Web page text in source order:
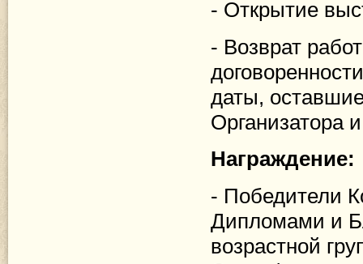
- Открытие
- Возврат
даты,
Организатора
Награждение:
- Победители
Дипломами и
возрастной